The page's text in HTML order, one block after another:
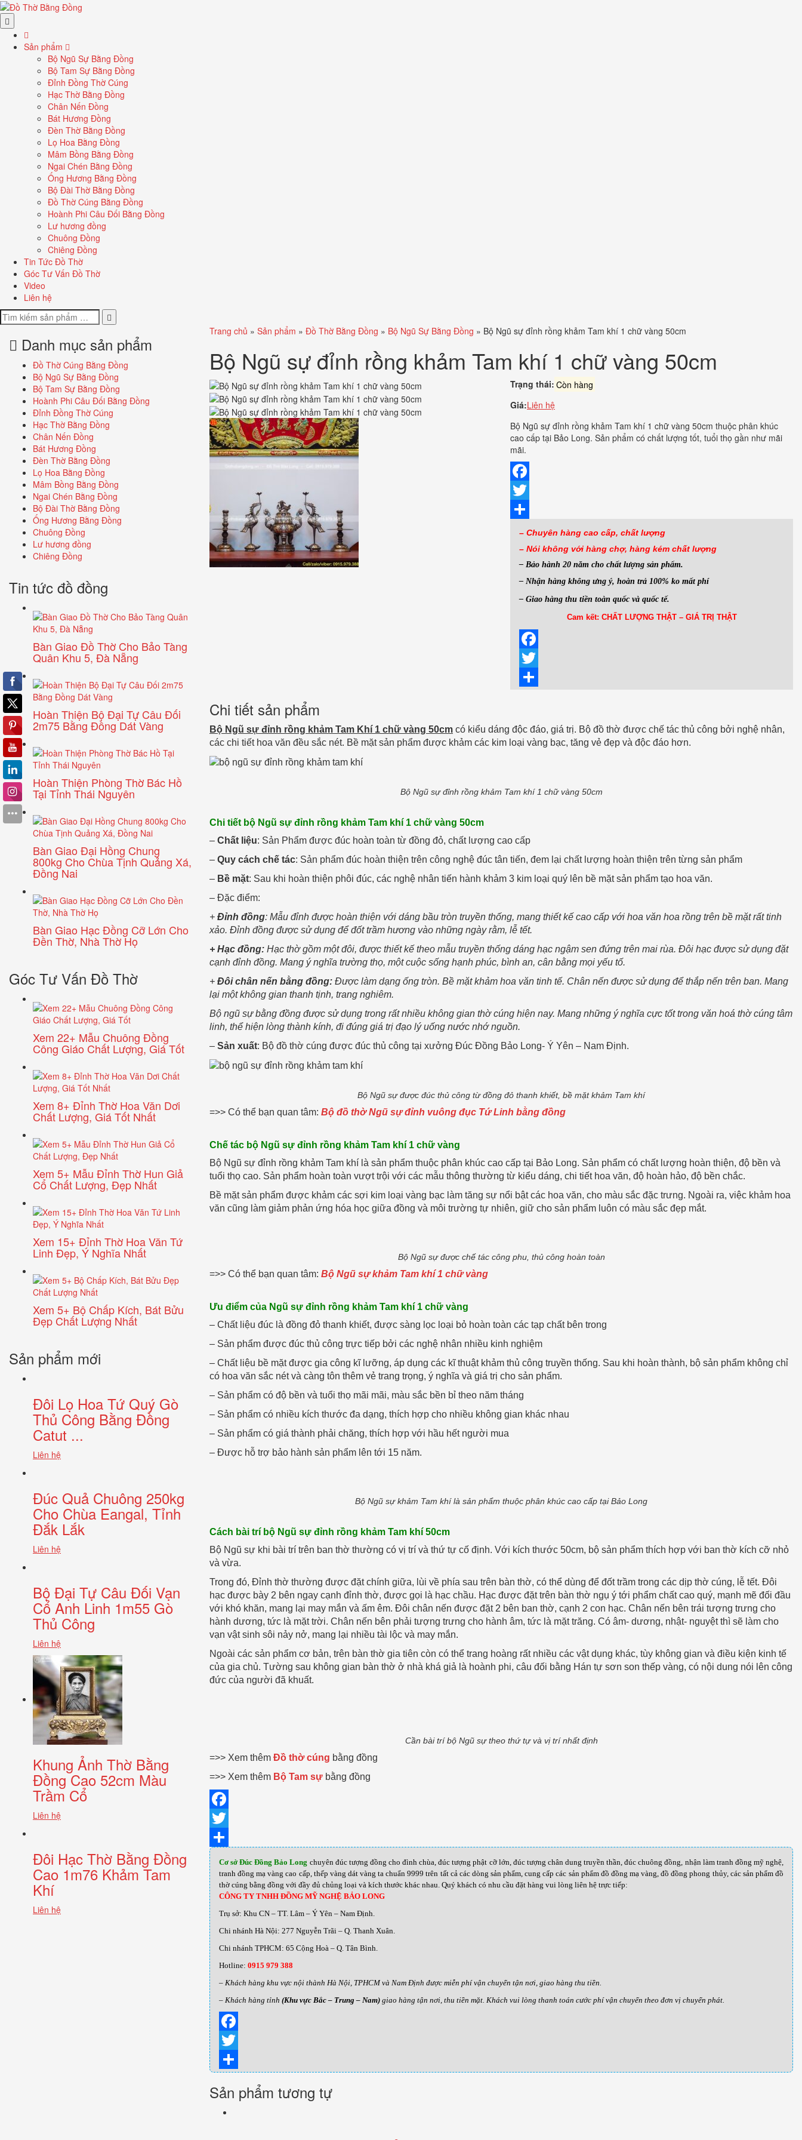
Sản phẩm
Bộ Ngũ Sự Bằng Đồng
Bộ Tam Sự Bằng Đồng
Đỉnh Đồng Thờ Cúng
Hạc Thờ Bằng Đồng
Chân Nến Đồng
Bát Hương Đồng
Đèn Thờ Bằng Đồng
Lọ Hoa Bằng Đồng
Mâm Bồng Bằng Đồng
Ngai Chén Bằng Đồng
Ống Hương Bằng Đồng
Bộ Đài Thờ Bằng Đồng
Đồ Thờ Cúng Bằng Đồng
Hoành Phi Câu Đối Bằng Đồng
Lư hương đồng
Chuông Đồng
Chiêng Đồng
Tin Tức Đồ Thờ
Góc Tư Vấn Đồ Thờ
Video
Liên hệ
Trang chủ » Sản phẩm » Đồ Thờ Bằng Đồng » Bộ Ngũ Sự Bằng Đồng » Bộ Ngũ sự đỉnh rồng khảm Tam khí 1 chữ vàng 50cm
Bộ Ngũ sự đỉnh rồng khảm Tam khí 1 chữ vàng 50cm
Trạng thái: Còn hàng
Giá:Liên hệ
Bộ Ngũ sự đỉnh rồng khảm Tam khí 1 chữ vàng 50cm thuộc phân khúc
cao cấp tại Bảo Long. Sản phẩm có chất lượng tốt, tuổi thọ gần như mãi
mãi.
Facebook
Twitter
Share
– Chuyên hàng cao cấp, chất lượng
– Nói không với hàng chợ, hàng kém chất lượng
– Bảo hành 20 năm cho chất lượng sản phẩm.
– Nhận hàng không ưng ý, hoàn trả 100% ko mất phí
– Giao hàng thu tiền toàn quốc và quốc tế.
Cam kết: CHẤT LƯỢNG THẬT – GIÁ TRỊ THẬT
Facebook
Twitter
Chi tiết sản phẩm
Bộ Ngũ sự đỉnh rồng khảm Tam Khí 1 chữ vàng 50cm có kiểu dáng độc đáo, giá trị. Bộ đồ thờ được chế tác thủ công bởi nghệ nhân,
các chi tiết hoa văn đều sắc nét. Bề mặt sản phẩm được khảm các kim loại vàng bạc, tăng vẻ đẹp và độc đáo hơn.
Bộ Ngũ sự đỉnh rồng khảm Tam khí 1 chữ vàng 50cm
Chi tiết bộ Ngũ sự đỉnh rồng khảm Tam khí 1 chữ vàng 50cm
– Chất liệu: Sản Phẩm được đúc hoàn toàn từ đồng đỏ, chất lượng cao cấp
– Quy cách chế tác: Sản phẩm đúc hoàn thiện trên công nghệ đúc tân tiến, đem lại chất lượng hoàn thiện trên từng sản phẩm
– Bề mặt: Sau khi hoàn thiện phôi đúc, các nghệ nhân tiến hành khảm 3 kim loại quý lên bề mặt sản phẩm tạo hoa văn.
– Đặc điểm:
+ Đỉnh đồng: Mẫu đỉnh được hoàn thiện với dáng bầu tròn truyền thống, mang thiết kế cao cấp với hoa văn hoa rồng trên bề mặt rất tinh
xảo. Đỉnh đồng được sử dụng để đốt trầm hương vào những ngày rằm, lễ tết.
+ Hạc đồng: Hạc thờ gồm một đôi, được thiết kế theo mẫu truyền thống dáng hạc ngậm sen đứng trên mai rùa. Đôi hạc được sử dụng đặt
cạnh đỉnh đồng. Mang ý nghĩa trường thọ, một cuộc sống hạnh phúc, bình an, cân bằng mọi yếu tố.
+ Đôi chân nến bằng đồng: Được làm dạng ống tròn. Bề mặt khảm hoa văn tinh tế. Chân nến được sử dụng để thắp nến trên ban. Mang
lại một không gian thanh tịnh, trang nghiêm.
Bộ ngũ sự bằng đồng được sử dụng trong rất nhiều không gian thờ cúng hiện nay. Mang những ý nghĩa cực tốt trong văn hoá thờ cúng tâm
linh, thể hiện lòng thành kính, đi đúng giá trị đạo lý uống nước nhớ nguồn.
– Sản xuất: Bộ đồ thờ cúng được đúc thủ công tại xưởng Đúc Đồng Bảo Long- Ý Yên – Nam Định.
Bộ Ngũ sự được đúc thủ công từ đồng đỏ thanh khiết, bề mặt khảm Tam khí
=>> Có thể bạn quan tâm: Bộ đồ thờ Ngũ sự đỉnh vuông đục Tứ Linh bằng đồng
Chế tác bộ Ngũ sự đỉnh rồng khảm Tam khí 1 chữ vàng
Bộ Ngũ sự đỉnh rồng khảm Tam khí là sản phẩm thuộc phân khúc cao cấp tại Bảo Long. Sản phẩm có chất lượng hoàn thiện, độ bền và
tuổi thọ cao. Sản phẩm hoàn toàn vượt trội với các mẫu thông thường từ kiểu dáng, chi tiết hoa văn, độ hoàn hảo, độ bền chắc.
Bề mặt sản phẩm được khảm các sợi kim loại vàng bạc làm tăng sự nổi bật các hoa văn, cho màu sắc đặc trưng. Ngoài ra, việc khảm hoa
văn cũng làm giảm phản ứng hóa học giữa đồng và môi trường tự nhiên, giữ cho sản phẩm luôn có màu sắc đẹp mắt.
Bộ Ngũ sự được chế tác công phu, thủ công hoàn toàn
=>> Có thể bạn quan tâm: Bộ Ngũ sự khảm Tam khí 1 chữ vàng
Ưu điểm của Ngũ sự đỉnh rồng khảm Tam khí 1 chữ vàng
– Chất liệu đúc là đồng đỏ thanh khiết, được sàng lọc loại bỏ hoàn toàn các tạp chất bên trong
– Sản phẩm được đúc thủ công trực tiếp bởi các nghệ nhân nhiều kinh nghiệm
– Chất liệu bề mặt được gia công kĩ lưỡng, áp dụng các kĩ thuật khảm thủ công truyền thống. Sau khi hoàn thành, bộ sản phẩm không chỉ
có hoa văn sắc nét và càng tôn thêm vẻ trang trọng, ý nghĩa và giá trị cho sản phẩm.
– Sản phẩm có độ bền và tuổi thọ mãi mãi, màu sắc bền bỉ theo năm tháng
– Sản phẩm có nhiều kích thước đa dạng, thích hợp cho nhiều không gian khác nhau
– Sản phẩm có giá thành phải chăng, thích hợp với hầu hết người mua
– Được hỗ trợ bảo hành sản phẩm lên tới 15 năm.
Bộ Ngũ sự khảm Tam khí là sản phẩm thuộc phân khúc cao cấp tại Bảo Long
Cách bài trí bộ Ngũ sự đỉnh rồng khảm Tam khí 50cm
Bộ Ngũ sự khi bài trí trên ban thờ thường có vị trí và thứ tự cố định. Với kích thước 50cm, bộ sản phẩm thích hợp với ban thờ kích cỡ nhỏ
và vừa.
Trong đó, Đỉnh thờ thường được đặt chính giữa, lùi về phía sau trên bàn thờ, có thể dùng để đốt trầm trong các dịp thờ cúng, lễ tết. Đôi
hạc được bày 2 bên ngay cạnh đỉnh thờ, được gọi là hạc chầu. Hạc được đặt trên bàn thờ ngụ ý tới phẩm chất cao quý, mạnh mẽ đối đầu
với khó khăn, mang lại may mắn và ấm êm. Đôi chân nến được đặt 2 bên ban thờ, cạnh 2 con hạc. Chân nến bên trái tượng trưng cho
hành dương, tức là mặt trời. Chân nến bên phải tượng trưng cho hành âm, tức là mặt trăng. Có âm- dương, nhật- nguyệt thì sẽ làm cho
vạn vật sinh sôi nảy nở, mang lại nhiều tài lộc và may mắn.
Ngoài các sản phẩm cơ bản, trên bàn thờ gia tiên còn có thể trang hoàng rất nhiều các vật dụng khác, tùy không gian và điều kiện kinh tế
của gia chủ. Tường sau không gian bàn thờ ở nhà khá giả là hoành phi, câu đối bằng Hán tự sơn son thếp vàng, có nội dung nói lên công
đức của người đã khuất.
Cần bài trí bộ Ngũ sự theo thứ tự và vị trí nhất định
=>> Xem thêm Đồ thờ cúng bằng đồng
=>> Xem thêm Bộ Tam sự bằng đồng
Facebook
Twitter
ShareCơ sở Đúc Đồng Bảo Long chuyên đúc tượng đồng cho đình chùa, đúc tượng phật cỡ lớn, đúc tượng chân dung truyền thần, đúc chuông đồng, nhận làm tranh đồng mỹ nghệ,
tranh đồng mạ vàng cao cấp, thếp vàng dát vàng ta chuẩn 9999 trên tất cả các dòng sản phẩm, cung cấp các sản phẩm đồ đồng mạ vàng, đồ đồng phong thủy, các sản phẩm đồ
thờ cúng bằng đồng với đầy đủ chủng loại và kích thước khác nhau Quý khách có nhu cầu đặt hàng vui lòng liên hệ trực tiếp:
CÔNG TY TNHH ĐỒNG MỸ NGHỆ BẢO LONG
Trụ sở: Khu CN – TT. Lâm – Ý Yên – Nam Định.
Chi nhánh Hà Nội: 277 Nguyễn Trãi – Q. Thanh Xuân.
Chi nhánh TPHCM: 65 Cộng Hoà – Q. Tân Bình.
Hotline: 0915 979 388
– Khách hàng khu vực nội thành Hà Nội, TPHCM và Nam Định được miễn phí vận chuyển tận nơi, giao hàng thu tiền.
– Khách hàng tỉnh (Khu vực Bắc – Trung – Nam) giao hàng tận nơi, thu tiền mặt. Khách vui lòng thanh toán cước phí vận chuyển theo đơn vị chuyển phát.
Facebook
Twitter
Sản phẩm tương tự
Danh mục sản phẩm
Đồ Thờ Cúng Bằng Đồng
Bộ Ngũ Sự Bằng Đồng
Bộ Tam Sự Bằng Đồng
Hoành Phi Câu Đối Bằng Đồng
Đỉnh Đồng Thờ Cúng
Hạc Thờ Bằng Đồng
Chân Nến Đồng
Bát Hương Đồng
Đèn Thờ Bằng Đồng
Lọ Hoa Bằng Đồng
Mâm Bồng Bằng Đồng
Ngai Chén Bằng Đồng
Bộ Đài Thờ Bằng Đồng
Ống Hương Bằng Đồng
Chuông Đồng
Lư hương đồng
Chiêng Đồng
Tin tức đồ đồng
Bàn Giao Đồ Thờ Cho Bảo Tàng
Quân Khu 5, Đà Nẵng
Hoàn Thiện Bộ Đại Tự Câu Đối
2m75 Bằng Đồng Dát Vàng
Hoàn Thiện Phòng Thờ Bác Hồ
Tại Tỉnh Thái Nguyên
Bàn Giao Đại Hồng Chung
800kg Cho Chùa Tịnh Quảng Xá,
Đồng Nai
Bàn Giao Hạc Đồng Cỡ Lớn Cho
Đền Thờ, Nhà Thờ Họ
Góc Tư Vấn Đồ Thờ
Xem 22+ Mẫu Chuông Đồng
Công Giáo Chất Lượng, Giá Tốt
Xem 8+ Đỉnh Thờ Hoa Văn Dơi
Chất Lượng, Giá Tốt Nhất
Xem 5+ Mẫu Đỉnh Thờ Hun Giả
Cổ Chất Lượng, Đẹp Nhất
Xem 15+ Đỉnh Thờ Hoa Văn Tứ
Linh Đẹp, Ý Nghĩa Nhất
Xem 5+ Bộ Chấp Kích, Bát Bửu
Đẹp Chất Lượng Nhất
Sản phẩm mới
Đôi Lọ Hoa Tứ Quý Gò
Thủ Công Bằng Đồng
Catut ...
Liên hệ
Đúc Quả Chuông 250kg
Cho Chùa Eangal, Tỉnh
Đắk Lắk
Liên hệ
Bộ Đại Tự Câu Đối Vạn
Cổ Anh Linh 1m55 Gò
Thủ Công
Liên hệ
Khung Ảnh Thờ Bằng
Đồng Cao 52cm Màu
Trầm Cổ
Liên hệ
Đôi Hạc Thờ Bằng Đồng
Cao 1m76 Khảm Tam
Khí
Liên hệ